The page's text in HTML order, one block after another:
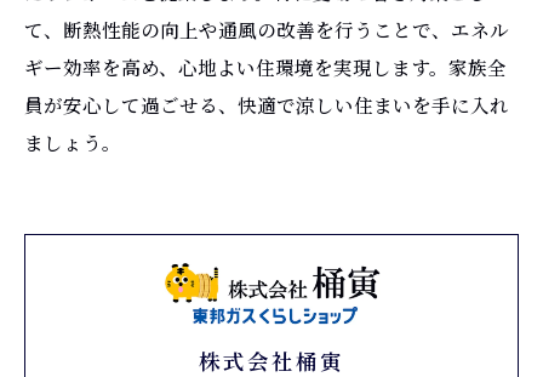
て、断熱性能の向上や通風の改善を行うことで、エネル
ギー効率を高め、心地よい住環境を実現します。家族全
員が安心して過ごせる、快適で涼しい住まいを手に入れ
ましょう。
株式会社桶寅